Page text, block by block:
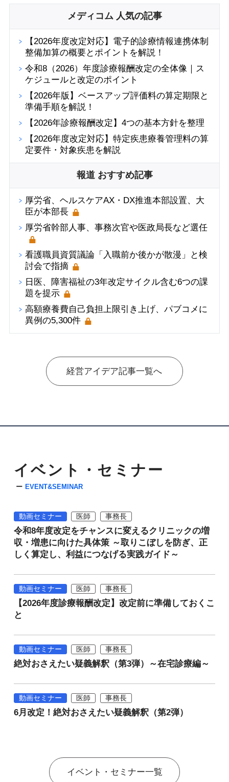
メディコム 人気の記事
【2026年度改定対応】電子的診療情報連携体制
整備加算の概要とポイントを解説！
令和8（2026）年度診療報酬改定の全体像｜ス
ケジュールと改定のポイント
【2026年版】ベースアップ評価料の算定期限と
準備手順を解説！
【2026年診療報酬改定】4つの基本方針を整理
【2026年度改定対応】特定疾患療養管理料の算
定要件・対象疾患を解説
報道 おすすめ記事
厚労省、ヘルスケアAX・DX推進本部設置、大
臣が本部長
厚労省幹部人事、事務次官や医政局長など選任
看護職員資質議論「入職前か後かが散漫」と検
討会で指摘
日医、障害福祉の3年改定サイクル含む6つの課
題を提示
高額療養費自己負担上限引き上げ、パブコメに
異例の5,300件
経営アイデア記事一覧へ
イベント・セミナー
EVENT&SEMINAR
動画セミナー 医師 事務長
令和8年度改定をチャンスに変えるクリニックの増
収・増患に向けた具体策 ～取りこぼしを防ぎ、正
しく算定し、利益につなげる実践ガイド～
動画セミナー 医師 事務長
【2026年度診療報酬改定】改定前に準備しておくこ
と
動画セミナー 医師 事務長
絶対おさえたい疑義解釈（第3弾）～在宅診療編～
動画セミナー 医師 事務長
6月改定！絶対おさえたい疑義解釈（第2弾）
イベント・セミナー一覧